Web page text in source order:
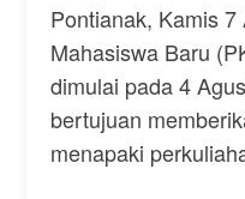
Pontianak, Kamis
Mahasiswa Baru
dimulai pada 4
bertujuan
menapaki